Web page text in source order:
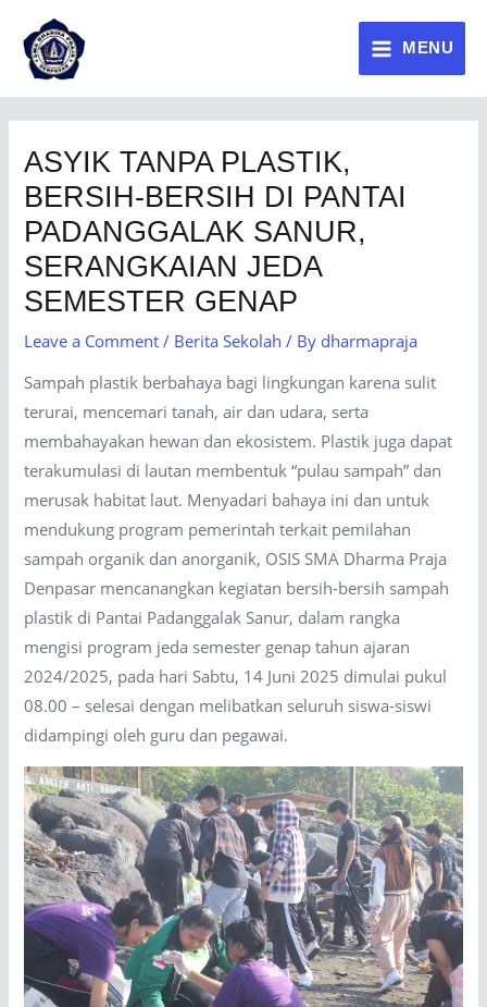
MENU
ASYIK TANPA PLASTIK,
BERSIH-BERSIH DI PANTAI
PADANGGALAK SANUR,
SERANGKAIAN JEDA
SEMESTER GENAP
Leave a Comment / Berita Sekolah / By dharmapraja
Sampah plastik berbahaya bagi lingkungan karena sulit
terurai, mencemari tanah, air dan udara, serta
membahayakan hewan dan ekosistem. Plastik juga dapat
terakumulasi di lautan membentuk “pulau sampah” dan
merusak habitat laut. Menyadari bahaya ini dan untuk
mendukung program pemerintah terkait pemilahan
sampah organik dan anorganik, OSIS SMA Dharma Praja
Denpasar mencanangkan kegiatan bersih-bersih sampah
plastik di Pantai Padanggalak Sanur, dalam rangka
mengisi program jeda semester genap tahun ajaran
2024/2025, pada hari Sabtu, 14 Juni 2025 dimulai pukul
08.00 – selesai dengan melibatkan seluruh siswa-siswi
didampingi oleh guru dan pegawai.